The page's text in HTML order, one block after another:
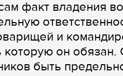
факт владения
и
он
быть